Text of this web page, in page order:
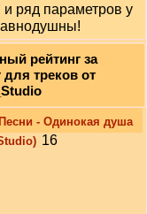
ряд параметров у
рейтинг за
для треков от
- Одинокая душа
16